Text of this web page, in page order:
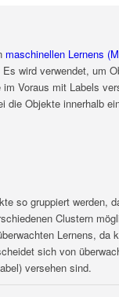
maschinellen Lernens
wird verwendet, um
Voraus mit Labels
die Objekte innerhalb
so gruppiert werden,
Clustern
Lernens, da
sich von
versehen sind.